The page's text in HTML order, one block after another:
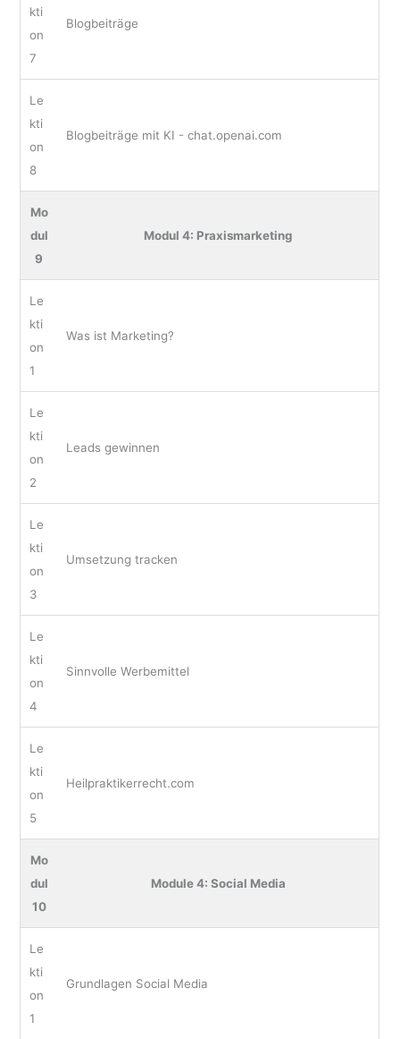
kti
on
7
Blogbeiträge
Le
kti
on
8
Blogbeiträge mit KI - chat.openai.com
Mo
dul
9
Modul 4: Praxismarketing
Le
kti
on
1
Was ist Marketing?
Le
kti
on
2
Leads gewinnen
Le
kti
on
3
Umsetzung tracken
Le
kti
on
4
Sinnvolle Werbemittel
Le
kti
on
5
Heilpraktikerrecht.com
Mo
dul
10
Module 4: Social Media
Le
kti
on
1
Grundlagen Social Media